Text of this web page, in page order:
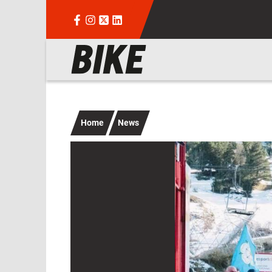
Navigazione principale
Home News
Immagine